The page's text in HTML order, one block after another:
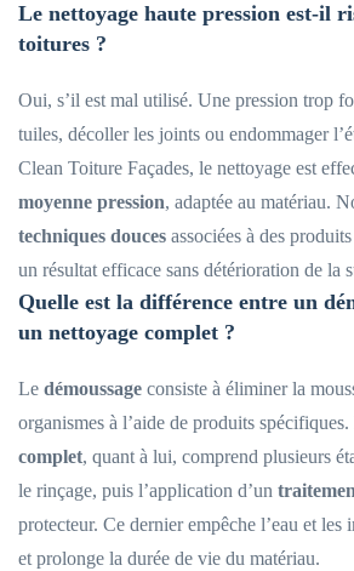
Le nettoyage haute pression est-il
toitures ?
Oui, s’il est mal utilisé. Une pression trop
tuiles, décoller les joints ou endommager
Clean Toiture Façades, le nettoyage est
moyenne pression, adaptée au matériau.
techniques douces associées à des
un résultat efficace sans détérioration de la
Quelle est la différence entre un
un nettoyage complet ?
Le démoussage consiste à éliminer la
organismes à l’aide de produits
complet, quant à lui, comprend plusieurs
le rinçage, puis l’application d’un
protecteur. Ce dernier empêche l’eau et les
et prolonge la durée de vie du matériau.